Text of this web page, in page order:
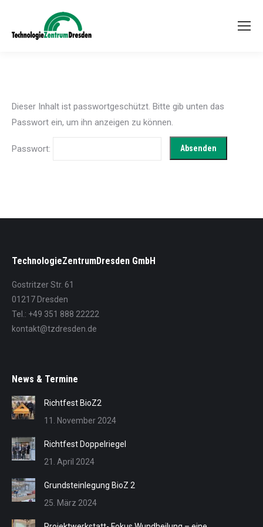
Dieser Inhalt ist passwortgeschützt. Bitte gib unten das
Passwort ein, um ihn anzeigen zu können.
Passwort:
TechnologieZentrumDresden GmbH
Gostritzer Str. 61
01217 Dresden
Tel.: +49 351 888 22222
kontakt@tzdresden.de
News & Termine
Richtfest BioZ2
11. November 2024
Richtfest Doppelriegel
21. April 2024
Grundsteinlegung BioZ 2
25. März 2024